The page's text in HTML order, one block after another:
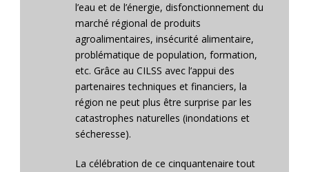
l’eau et de l’énergie, disfonctionnement du
marché régional de produits
agroalimentaires, insécurité alimentaire,
problématique de population, formation,
etc. Grâce au CILSS avec l’appui des
partenaires techniques et financiers, la
région ne peut plus être surprise par les
catastrophes naturelles (inondations et
sécheresse).
La célébration de ce cinquantenaire tout